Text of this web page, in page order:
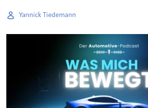
Yannick Tiedemann